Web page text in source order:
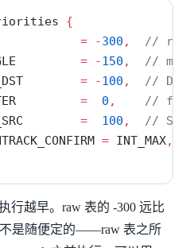
{
= -300 ,
// raw
= -150 ,
//
= -100 ,
// DNAT
= 0 ,
//
= 100 ,
// SNAT
= INT_MAX,
行越早。raw 表的 -300 远比
是随便定的——raw 表之所